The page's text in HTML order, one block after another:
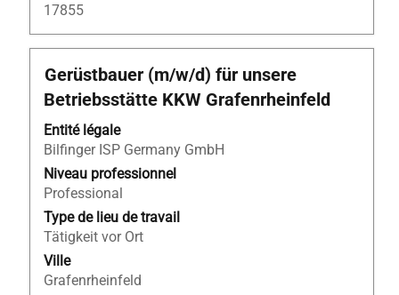
17855
Titre
Gerüstbauer (m/w/d) für unsere
Betriebsstätte KKW Grafenrheinfeld
Entité légale
Bilfinger ISP Germany GmbH
Niveau professionnel
Professional
Type de lieu de travail
Tätigkeit vor Ort
Ville
Grafenrheinfeld
Sélectionnez
avec
la
barre
d’espacement
pour
afficher
tout
le
contenu
des
informations